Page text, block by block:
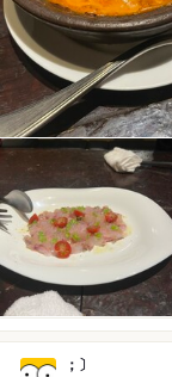
；〕